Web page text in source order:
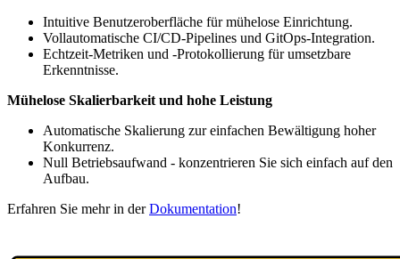
Intuitive Benutzeroberfläche für mühelose Einrichtung.
Vollautomatische CI/CD-Pipelines und GitOps-Integration.
Echtzeit-Metriken und -Protokollierung für umsetzbare
Erkenntnisse.
Mühelose Skalierbarkeit und hohe Leistung
Automatische Skalierung zur einfachen Bewältigung hoher
Konkurrenz.
Null Betriebsaufwand - konzentrieren Sie sich einfach auf den
Aufbau.
Erfahren Sie mehr in derDokumentation!